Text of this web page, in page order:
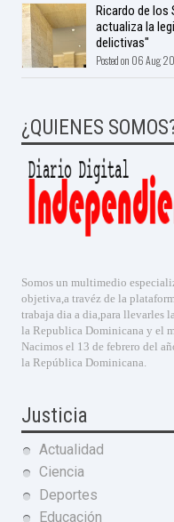
Ricardo de los
actualiza la
delictivas"
Posted on 06 Aug
¿QUIENES
Somos un multimedio
objetiva,a travéz de la
trabaja dia a dia,para llevarles
la Republica Dominicana y el
Nacimos el 13 de febrero del
la República Dominicana.
Justicia
Actualidad
Ciencia
Deportes
Educación